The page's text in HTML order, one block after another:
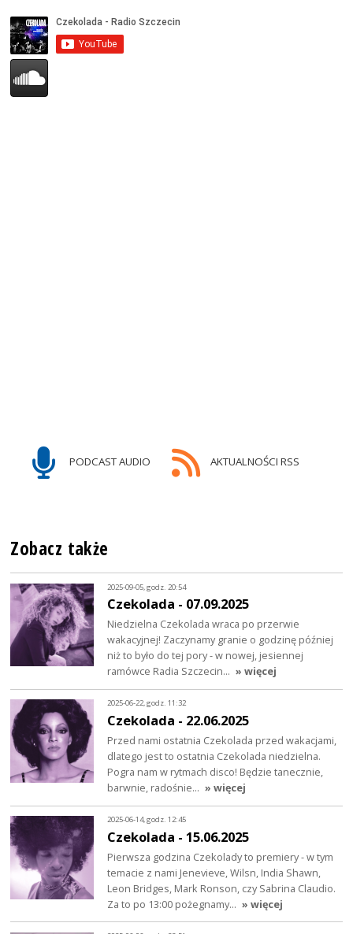
PODCAST AUDIO AKTUALNOŚCI RSS
Zobacz także
2025-09-05, godz. 20:54
Czekolada - 07.09.2025
Niedzielna Czekolada wraca po przerwie
wakacyjnej! Zaczynamy granie o godzinę później
niż to było do tej pory - w nowej, jesiennej
ramówce Radia Szczecin… » więcej
2025-06-22, godz. 11:32
Czekolada - 22.06.2025
Przed nami ostatnia Czekolada przed wakacjami,
dlatego jest to ostatnia Czekolada niedzielna.
Pogra nam w rytmach disco! Będzie tanecznie,
barwnie, radośnie… » więcej
2025-06-14, godz. 12:45
Czekolada - 15.06.2025
Pierwsza godzina Czekolady to premiery - w tym
temacie z nami Jenevieve, Wilsn, India Shawn,
Leon Bridges, Mark Ronson, czy Sabrina Claudio.
Za to po 13:00 pożegnamy… » więcej